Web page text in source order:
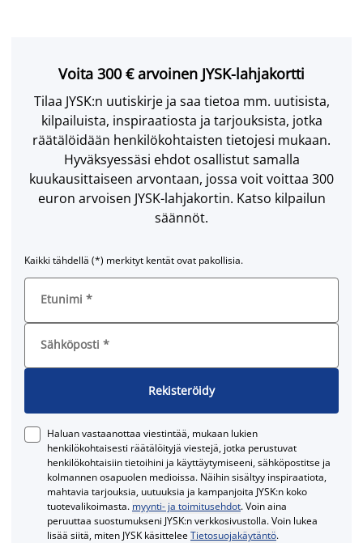
Voita 300 € arvoinen JYSK-lahjakortti
Tilaa JYSK:n uutiskirje ja saa tietoa mm. uutisista,
kilpailuista, inspiraatiosta ja tarjouksista, jotka
räätälöidään henkilökohtaisten tietojesi mukaan.
Hyväksyessäsi ehdot osallistut samalla
kuukausittaiseen arvontaan, jossa voit voittaa 300
euron arvoisen JYSK-lahjakortin. Katso kilpailun
säännöt.
Kaikki tähdellä (*) merkityt kentät ovat pakollisia.
Etunimi *
Sähköposti *
Rekisteröidy
Haluan vastaanottaa viestintää, mukaan lukien
henkilökohtaisesti räätälöityjä viestejä, jotka perustuvat
henkilökohtaisiin tietoihini ja käyttäytymiseeni, sähköpostitse ja
kolmannen osapuolen medioissa. Näihin sisältyy inspiraatiota,
mahtavia tarjouksia, uutuuksia ja kampanjoita JYSK:n koko
tuotevalikoimasta. myynti- ja toimitusehdot. Voin aina
peruuttaa suostumukseni JYSK:n verkkosivustolla. Voin lukea
lisää siitä, miten JYSK käsitteleeTietosuojakäytäntö.